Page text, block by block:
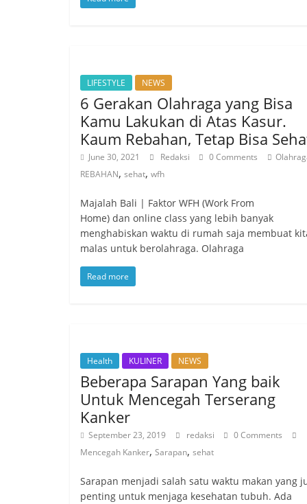
LIFESTYLE NEWS
6 Gerakan Olahraga yang Bisa
Kamu Lakukan di Atas Kasur.
Kaum Rebahan, Tetap Bisa
June 30, 2021 Redaksi 0 Comments
REBAHAN, sehat, wfh
Majalah Bali | Faktor WFH (Work From
Home) dan online class yang lebih banyak
menghabiskan waktu di rumah saja membuat
malas untuk berolahraga. Olahraga
Read more
Health KULINER NEWS
Beberapa Sarapan Yang baik
Untuk Mencegah Terserang
Kanker
September 23, 2019 redaksi
0 Comments
Mencegah Kanker, Sarapan, sehat
Sarapan menjadi salah satu waktu makan yang
penting untuk menjaga kesehatan tubuh. Ada